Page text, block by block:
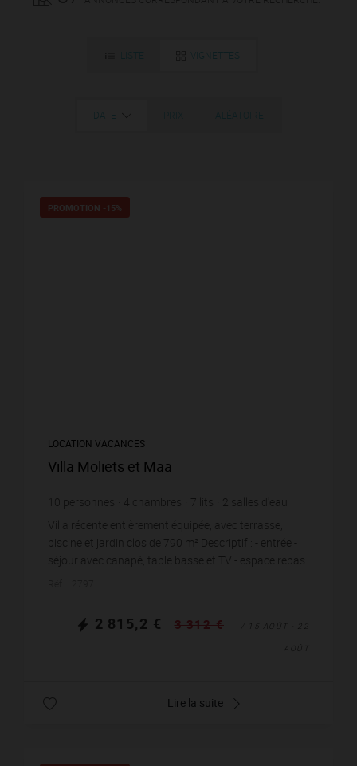
VIGNETTES
DATE
PROMOTION -15%
LOCATION VACANCES
Villa Moliets et Maa
10 personnes 4 chambres 7 lits 2 salles d'eau
Villa récente entièrement équipée, avec terrasse,
piscine et jardin clos de 790 m² Descriptif : - entrée -
séjour avec canapé, table basse et TV - espace repas
2 815,2 € 3 312 €
/ 15 AOÛT - 22
Lire la suite